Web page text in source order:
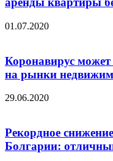
01.07.2020
Коронавирус может
на рынки
29.06.2020
Рекордное
Болгарии: